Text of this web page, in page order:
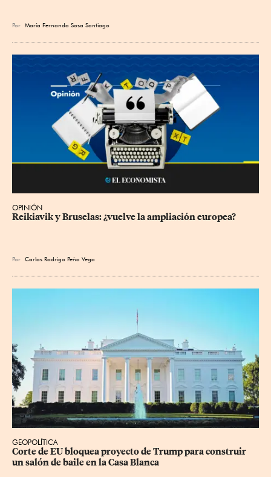
Por María Fernanda Sosa Santiago
OPINIÓN
Reikiavik y Bruselas: ¿vuelve la ampliación europea?
Por Carlos Rodrigo Peña Vega
GEOPOLÍTICA
Corte de EU bloquea proyecto de Trump para construir
un salón de baile en la Casa Blanca